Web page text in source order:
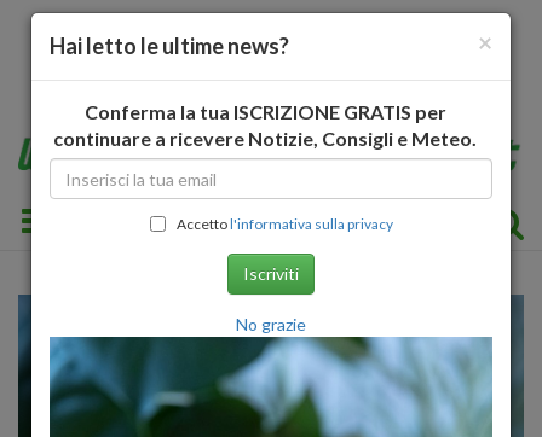
Toggle navigation
×
Hai letto le ultime news?
Conferma la tua ISCRIZIONE GRATIS per
continuare a ricevere Notizie, Consigli e Meteo.
Accettol'informativa sulla privacy
Iscriviti
No grazie